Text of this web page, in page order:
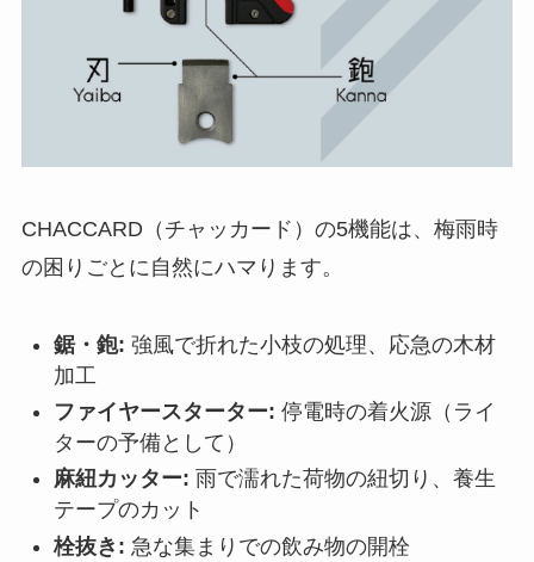
CHACCARD（チャッカード）の5機能は、梅雨時
の困りごとに自然にハマります。
鋸・鉋: 強風で折れた小枝の処理、応急の木材
加工
ファイヤースターター: 停電時の着火源（ライ
ターの予備として）
麻紐カッター: 雨で濡れた荷物の紐切り、養生
テープのカット
栓抜き: 急な集まりでの飲み物の開栓